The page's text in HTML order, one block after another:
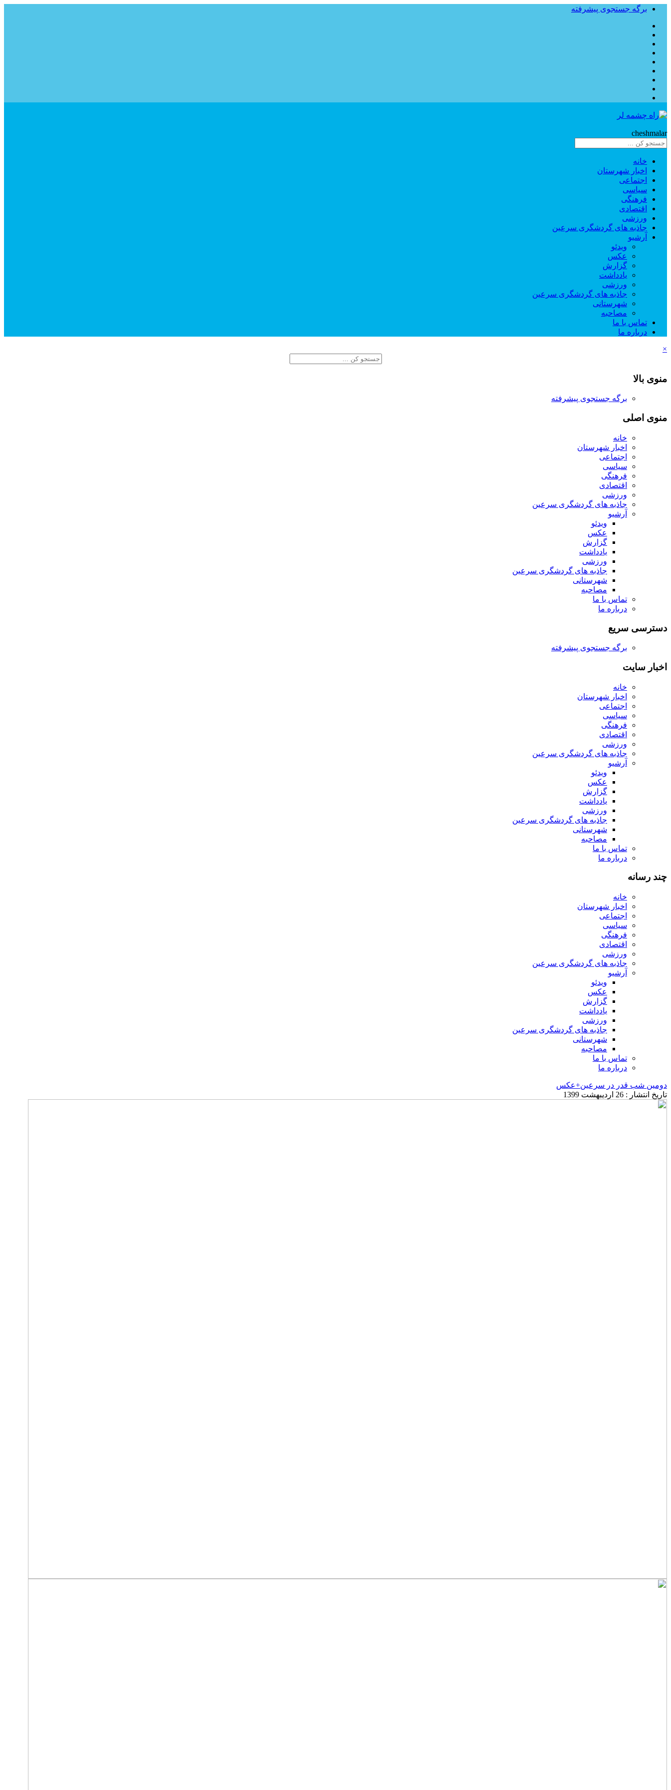
برگه جستجوی پیشرفته
cheshmalar
خانه
اخبار شهرستان
اجتماعی
سیاسی
فرهنگی
اقتصادی
ورزشی
جاذبه های گردشگری سرعین
آرشیو
ویدئو
عکس
گزارش
یادداشت
ورزشی
جاذبه های گردشگری سرعین
شهرستانی
مصاحبه
تماس با ما
درباره ما
×
منوی بالا
برگه جستجوی پیشرفته
منوی اصلی
خانه
اخبار شهرستان
اجتماعی
سیاسی
فرهنگی
اقتصادی
ورزشی
جاذبه های گردشگری سرعین
آرشیو
ویدئو
عکس
گزارش
یادداشت
ورزشی
جاذبه های گردشگری سرعین
شهرستانی
مصاحبه
تماس با ما
درباره ما
دسترسی سریع
برگه جستجوی پیشرفته
اخبار سایت
خانه
اخبار شهرستان
اجتماعی
سیاسی
فرهنگی
اقتصادی
ورزشی
جاذبه های گردشگری سرعین
آرشیو
ویدئو
عکس
گزارش
یادداشت
ورزشی
جاذبه های گردشگری سرعین
شهرستانی
مصاحبه
تماس با ما
درباره ما
چند رسانه
خانه
اخبار شهرستان
اجتماعی
سیاسی
فرهنگی
اقتصادی
ورزشی
جاذبه های گردشگری سرعین
آرشیو
ویدئو
عکس
گزارش
یادداشت
ورزشی
جاذبه های گردشگری سرعین
شهرستانی
مصاحبه
تماس با ما
درباره ما
دومین شب قدر در سرعین+عکس
تاریخ انتشار : 26 اردیبهشت 1399